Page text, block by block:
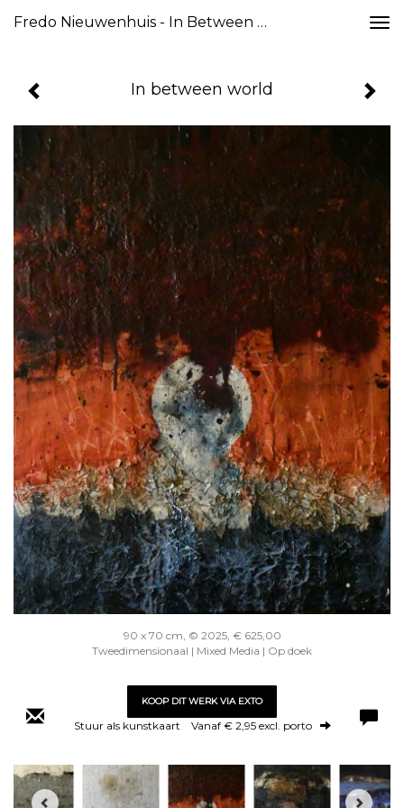
Fredo Nieuwenhuis - In Between World
In between world
90 x 70 cm, © 2025, € 625,00
Tweedimensionaal | Mixed Media | Op doek
KOOP DIT WERK VIA EXTO
Stuur als kunstkaart Vanaf € 2,95 excl. porto